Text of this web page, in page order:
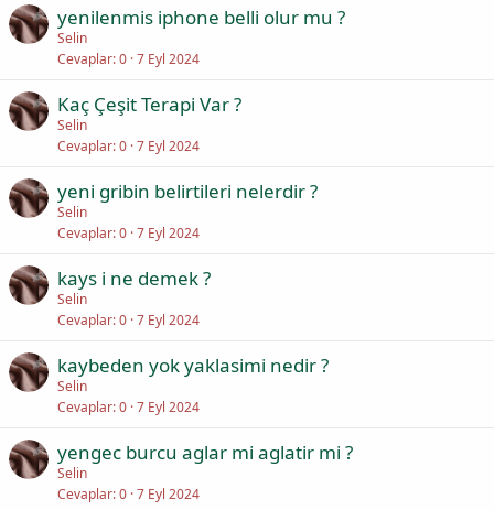
yenilenmis iphone belli olur mu ?
Selin
Cevaplar 0 7 Eyl 2024
Kaç Çeşit Terapi Var ?
Selin
Cevaplar 0 7 Eyl 2024
yeni gribin belirtileri nelerdir ?
Selin
Cevaplar 0 7 Eyl 2024
kays i ne demek ?
Selin
Cevaplar 0 7 Eyl 2024
kaybeden yok yaklasimi nedir ?
Selin
Cevaplar 0 7 Eyl 2024
yengec burcu aglar mi aglatir mi ?
Selin
Cevaplar 0 7 Eyl 2024